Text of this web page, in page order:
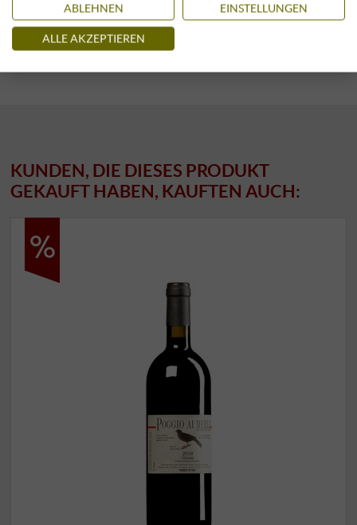
klimatisiert gelagert
KUNDEN, DIE DIESES PRODUKT
GEKAUFT HABEN, KAUFTEN AUCH:
ABLEHNEN EINSTELLUNGEN
ALLE AKZEPTIEREN